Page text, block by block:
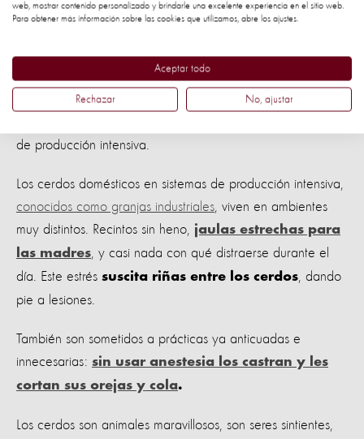
sociables, forman grupos matriarcales, y aman
12. En libertad, los jabalíes viven en espacios ideales para
jugar, rebuscar por comida y andar en grupos.Esta no es
de producción intensiva.
Los cerdos domésticos en sistemas de producción intensiva,
conocidos como granjas industriales , viven en ambientes
muy distintos. Recintos sin heno, jaulas estrechas para
las madres , y casi nada con qué distraerse durante el
día. Este estrés suscita riñas entre los cerdos , dando
pie a lesiones.
También son sometidos a prácticas ya anticuadas e
innecesarias: sin usar anestesia los castran y les
cortan sus orejas y cola.
Los cerdos son animales maravillosos, son seres sintientes,
web, mostrar contenido personalizado y brindarle una excelente experiencia en el sitio web.
Para obtener más información sobre las cookies que utilizamos, abre los ajustes.
Aceptar todo
Rechazar No, ajustar